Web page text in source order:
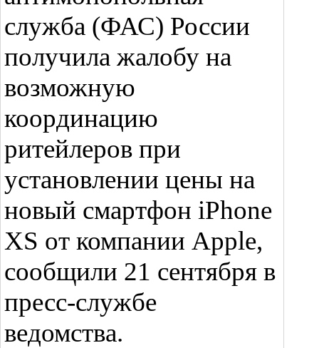
служба (ФАС) России
получила жалобу на
возможную
координацию
ритейлеров при
установлении цены на
новый смартфон iPhone
XS от компании Apple,
сообщили 21 сентября в
пресс-службе
ведомства.